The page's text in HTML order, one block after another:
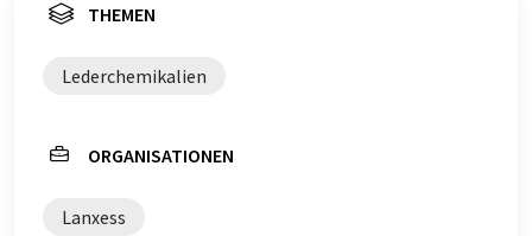
THEMEN
Lederchemikalien
ORGANISATIONEN
Lanxess